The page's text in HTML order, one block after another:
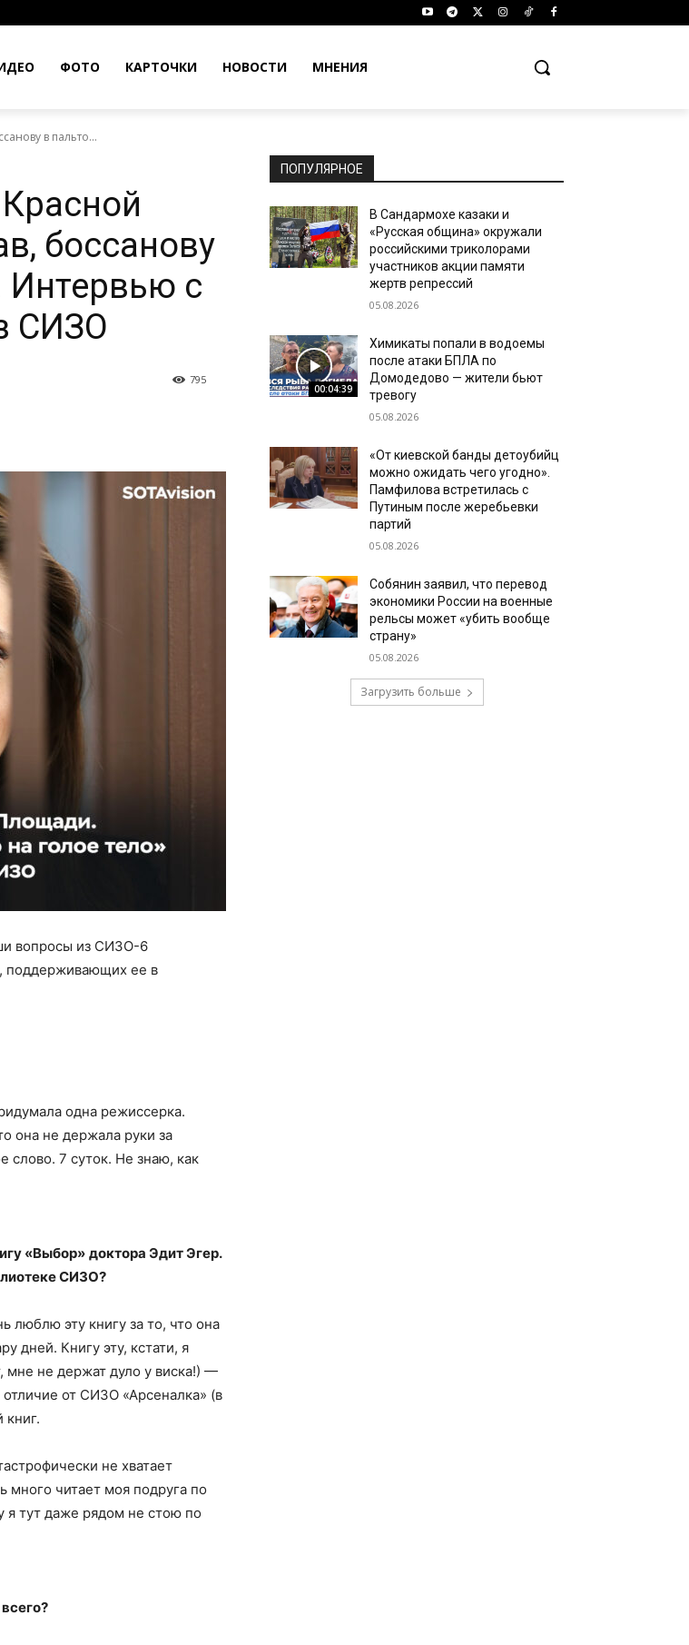
ФОТО КАРТОЧКИ НОВОСТИ МНЕНИЯ
в пальто...
боссанову
Интервью с
СИЗО
795
вопросы из СИЗО-6
поддерживающих ее в
одна режиссерка.
она не держала руки за
слово. 7 суток. Не знаю, как
«Выбор» доктора Эдит Эгер.
СИЗО?
эту книгу за то, что она
дней. Книгу эту, кстати, я
мне не держат дуло у виска!) —
от СИЗО «Арсеналка» (в
книг.
не хватает
много читает моя подруга по
я тут даже рядом не стою по
ПОПУЛЯРНОЕ
В Сандармохе казаки и
«Русская община» окружали
российскими триколорами
участников акции памяти
жертв репрессий
05.08.2026
00:04:39
Химикаты попали в водоемы
после атаки БПЛА по
Домодедово — жители бьют
тревогу
05.08.2026
«От киевской банды детоубийц
можно ожидать чего угодно».
Памфилова встретилась с
Путиным после жеребьевки
партий
05.08.2026
Собянин заявил, что перевод
экономики России на военные
рельсы может «убить вообще
страну»
05.08.2026
Загрузить больше